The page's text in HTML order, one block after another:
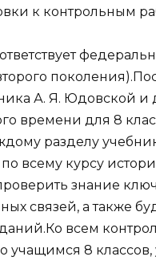
к контрольным
А. Я. Юдовской и
времени для 8
разделу
всему курсу
знание
связей, а также
всем
учащимся 8